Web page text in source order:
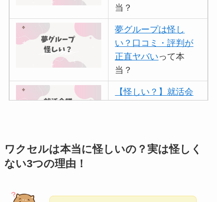
当？
夢グループは怪し
い？口コミ・評判が
正直ヤバいって本
当？
【怪しい？】就活会
アトムクリニックは
ワクセルは本当に怪しいの？実は怪しく
ない3つの理由！